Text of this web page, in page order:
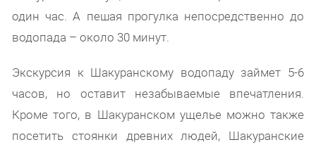
один час. А пешая прогулка непосредственно до
водопада – около 30 минут.
Экскурсия к Шакуранскому водопаду займет 5-6
часов, но оставит незабываемые впечатления.
Кроме того, в Шакуранском ущелье можно также
посетить стоянки древних людей, Шакуранские